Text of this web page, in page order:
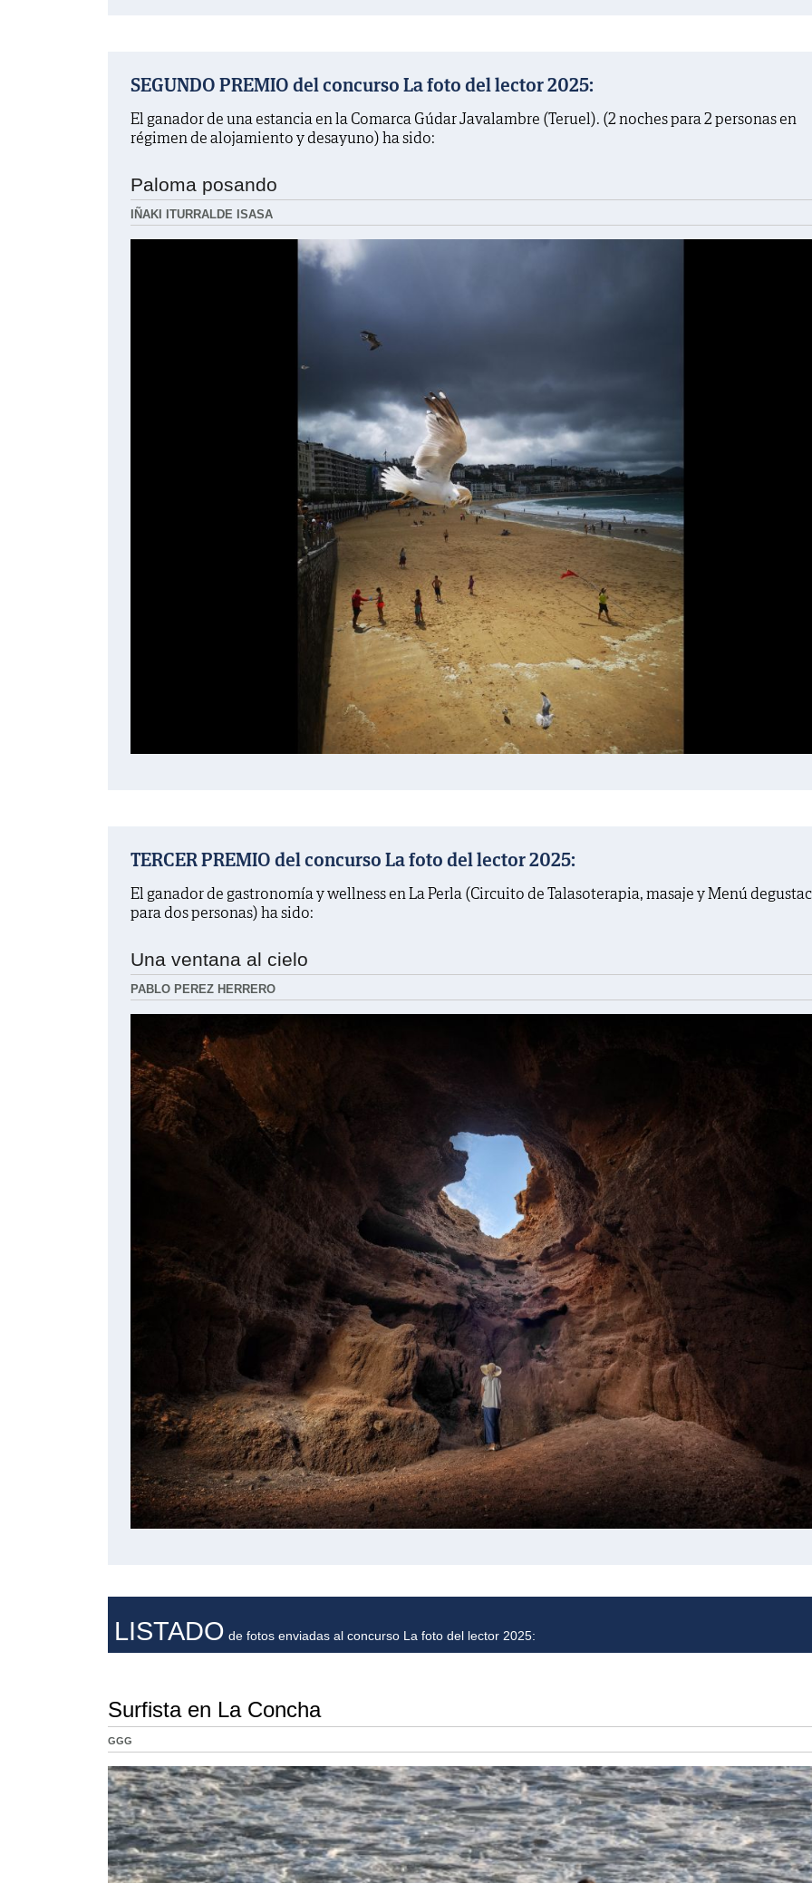
SEGUNDO PREMIO del concurso La foto del lector 2025:
El ganador de una estancia en la Comarca Gúdar Javalambre (Teruel). (2 noches para 2 personas en
régimen de alojamiento y desayuno) ha sido:
Paloma posando
IÑAKI ITURRALDE ISASA
TERCER PREMIO del concurso La foto del lector 2025:
El ganador de gastronomía y wellness en La Perla (Circuito de Talasoterapia, masaje y Menú
para dos personas) ha sido:
Una ventana al cielo
PABLO PEREZ HERRERO
LISTADO de fotos enviadas al concurso La foto del lector 2025:
Surfista en La Concha
GGG